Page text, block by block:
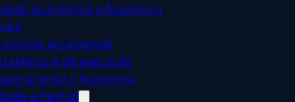
económica e financeira
orçamental
e de execução
e financeira
e Payroll